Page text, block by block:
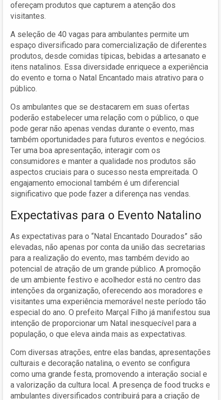
ofereçam produtos que capturem a atenção dos
visitantes.
A seleção de 40 vagas para ambulantes permite um
espaço diversificado para comercialização de diferentes
produtos, desde comidas típicas, bebidas a artesanato e
itens natalinos. Essa diversidade enriquece a experiência
do evento e torna o Natal Encantado mais atrativo para o
público.
Os ambulantes que se destacarem em suas ofertas
poderão estabelecer uma relação com o público, o que
pode gerar não apenas vendas durante o evento, mas
também oportunidades para futuros eventos e negócios.
Ter uma boa apresentação, interagir com os
consumidores e manter a qualidade nos produtos são
aspectos cruciais para o sucesso nesta empreitada. O
engajamento emocional também é um diferencial
significativo que pode fazer a diferença nas vendas.
Expectativas para o Evento Natalino
As expectativas para o “Natal Encantado Dourados” são
elevadas, não apenas por conta da união das secretarias
para a realização do evento, mas também devido ao
potencial de atração de um grande público. A promoção
de um ambiente festivo e acolhedor está no centro das
intenções da organização, oferecendo aos moradores e
visitantes uma experiência memorável neste período tão
especial do ano. O prefeito Marçal Filho já manifestou sua
intenção de proporcionar um Natal inesquecível para a
população, o que eleva ainda mais as expectativas.
Com diversas atrações, entre elas bandas, apresentações
culturais e decoração natalina, o evento se configura
como uma grande festa, promovendo a interação social e
a valorização da cultura local. A presença de food trucks e
ambulantes diversificados contribuirá para a criação de